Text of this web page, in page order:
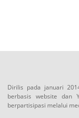
Dirilis pada januari
berbasis website dan
berpartisipasi melalui